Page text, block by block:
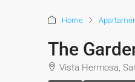
Home
The
Vista Hermosa,